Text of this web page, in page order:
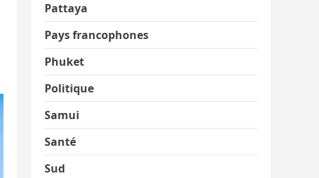
Pattaya
Pays francophones
Phuket
Politique
Samui
Santé
Sud